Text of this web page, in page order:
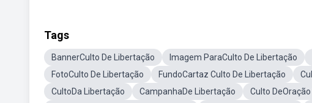
Tags
BannerCulto De Libertação Imagem ParaCulto De Libertação
FotoCulto De Libertação
FundoCartaz Culto De Libertação
CultoDa Libertação
CampanhaDe Libertação Culto